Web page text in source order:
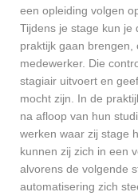
een opleiding volgen
Tijdens je stage kun je
praktijk gaan
medewerker. Die
stagiair uitvoert en
mocht zijn. In de
na afloop van hun
werken waar zij stage
kunnen zij zich in een
alvorens de volgende
automatisering zich